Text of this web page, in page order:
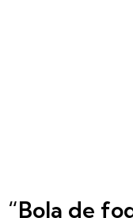
“Bola de